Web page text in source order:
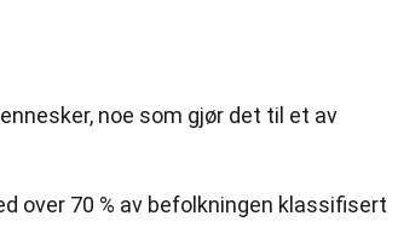
noe som gjør det til et av
over 70 % av befolkningen klassifisert